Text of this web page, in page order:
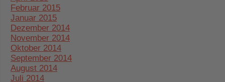
Februar 2015
Januar 2015
Dezember 2014
November 2014
Oktober 2014
September 2014
August 2014
Juli 2014